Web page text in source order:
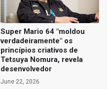
Super Mario 64 "moldou
verdadeiramente" os
princípios criativos de
Tetsuya Nomura, revela
desenvolvedor
June 22, 2026